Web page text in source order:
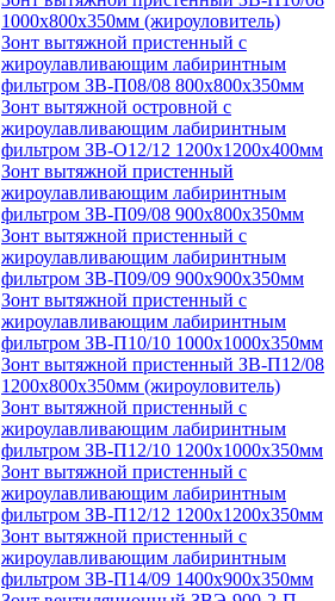
1000х800х350мм (жироуловитель)
Зонт вытяжной пристенный с
жироулавливающим лабиринтным
фильтром ЗВ-П08/08 800х800х350мм
Зонт вытяжной островной с
жироулавливающим лабиринтным
фильтром ЗВ-О12/12 1200х1200х400мм
Зонт вытяжной пристенный
жироулавливающим лабиринтным
фильтром ЗВ-П09/08 900х800х350мм
Зонт вытяжной пристенный с
жироулавливающим лабиринтным
фильтром ЗВ-П09/09 900х900х350мм
Зонт вытяжной пристенный с
жироулавливающим лабиринтным
фильтром ЗВ-П10/10 1000х1000х350мм
Зонт вытяжной пристенный ЗВ-П12/08
1200х800х350мм (жироуловитель)
Зонт вытяжной пристенный с
жироулавливающим лабиринтным
фильтром ЗВ-П12/10 1200х1000х350мм
Зонт вытяжной пристенный с
жироулавливающим лабиринтным
фильтром ЗВ-П12/12 1200х1200х350мм
Зонт вытяжной пристенный с
жироулавливающим лабиринтным
фильтром ЗВ-П14/09 1400х900х350мм